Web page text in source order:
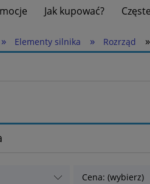
Jak kupować?
» Elementy silnika » Rozrząd »
Cena: (wybierz)